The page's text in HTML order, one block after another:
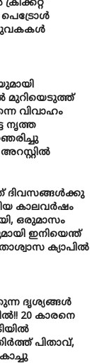
പെട്രോൾ
മുറിയെടുത്ത്
വിവാഹം
നൃത്ത
ദിവസങ്ങൾക്കു
കാലവർഷം
ഒരുമാസം
ഇനിയെന്ത്
ക്യാപിൽ
ദൃശ്യങ്ങൾ
20 കാരനെ
പിതാവ്,